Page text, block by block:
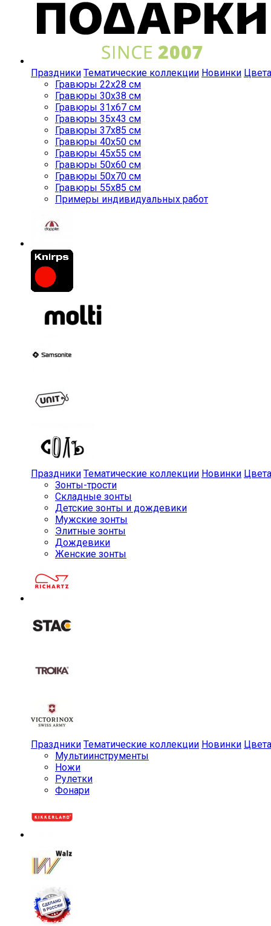
Праздники Тематические коллекции Новинки Цвета
Гравюры 22x28 см
Гравюры 30x38 см
Гравюры 31x67 см
Гравюры 35x43 см
Гравюры 37x85 см
Гравюры 40x50 см
Гравюры 45x55 см
Гравюры 50x60 см
Гравюры 50x70 см
Гравюры 55x85 см
Примеры индивидуальных работ
Праздники Тематические коллекции Новинки Цвета
Зонты-трости
Складные зонты
Детские зонты и дождевики
Мужские зонты
Элитные зонты
Дождевики
Женские зонты
Праздники Тематические коллекции Новинки Цвета
Мульти­инструменты
Ножи
Рулетки
Фонари